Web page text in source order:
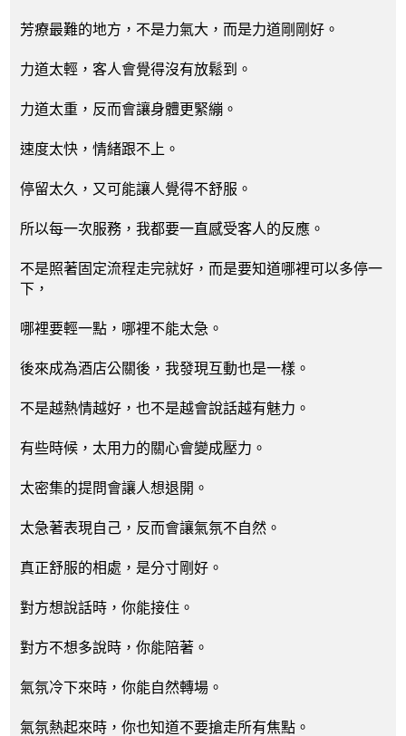
芳療最難的地方，不是力氣大，而是力道剛剛好。
力道太輕，客人會覺得沒有放鬆到。
力道太重，反而會讓身體更緊繃。
速度太快，情緒跟不上。
停留太久，又可能讓人覺得不舒服。
所以每一次服務，我都要一直感受客人的反應。
不是照著固定流程走完就好，而是要知道哪裡可以多停一
下，
哪裡要輕一點，哪裡不能太急。
後來成為酒店公關後，我發現互動也是一樣。
不是越熱情越好，也不是越會說話越有魅力。
有些時候，太用力的關心會變成壓力。
太密集的提問會讓人想退開。
太急著表現自己，反而會讓氣氛不自然。
真正舒服的相處，是分寸剛好。
對方想說話時，你能接住。
對方不想多說時，你能陪著。
氣氛冷下來時，你能自然轉場。
氣氛熱起來時，你也知道不要搶走所有焦點。